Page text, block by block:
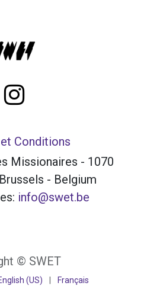
Conditions
Missionaires - 1070
- Belgium
info@swet.be
© SWET
(US) Français